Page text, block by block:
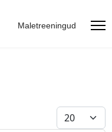
Maletreeningud
Näita korraga